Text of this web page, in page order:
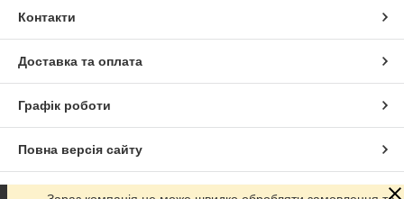
Контакти
Доставка та оплата
Графік роботи
Повна версія сайту
Сайт створено на маркетплейсі Prom.ua